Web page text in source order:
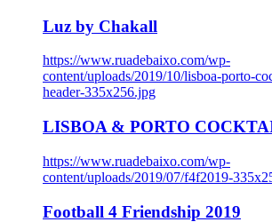
Luz by Chakall
https://www.ruadebaixo.com/wp-
content/uploads/2019/10/lisboa-porto-
header-335x256.jpg
LISBOA & PORTO
https://www.ruadebaixo.com/wp-
content/uploads/2019/07/f4f2019-
Football 4 Friendship 2019